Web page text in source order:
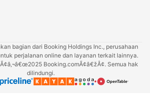
bagian dari Booking Holdings Inc., perusahaan
perjalanan online dan layanan terkait lainnya.
Booking.comÃ¢â€žÂ¢. Semua hak
dilindungi.